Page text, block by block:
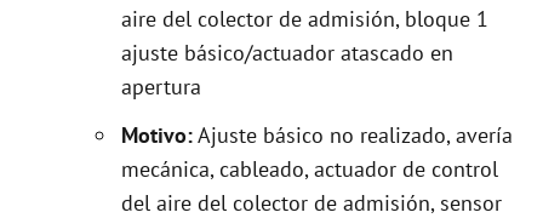
aire del colector de admisión, bloque 1
ajuste básico/actuador atascado en
apertura
Motivo:Ajuste básico no realizado, avería
mecánica, cableado, actuador de control
del aire del colector de admisión, sensor